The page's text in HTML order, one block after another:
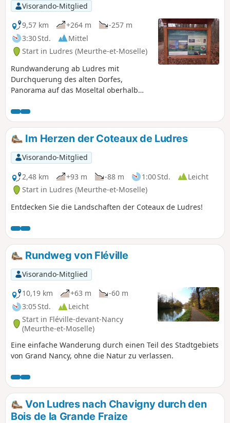
möglich.Aktualisiert im Dezember 2025.
Visorando-Mitglied
9,57 km
+264 m
-257 m
3:30 Std.
Mittel
Start in Ludres (Meurthe-et-Moselle)
Rundwanderung ab Ludres mit
Durchquerung des alten Dorfes,
Panorama auf das Moseltal oberhalb
Cité d'Affrique (Camp Leuque). Ein
ruhiger Abschnitt auf dem Plateau, aber
auch einige steile Passagen. Die Strecke
ist auf Höhenunterschiede ausgelegt
(gut geeignet für Nordic Walking), aber
es gibt Ausweichmöglichkeiten. Die
Strecke wird Ende 2025 geändert, um
zuvor abgegebene Stellungnahmen zu
berücksichtigen.
Im Herzen der Coteaux de Ludres
Visorando-Mitglied
2,48 km
+93 m -88 m 1:00 Std.
Leicht
Start in Ludres (Meurthe-et-Moselle)
Entdecken Sie die Landschaften der Coteaux de Ludres!
Rundweg von Fléville
Visorando-Mitglied
10,19 km
+63 m
-60 m
3:05 Std.
Leicht
Start in Fléville-devant-Nancy
(Meurthe-et-Moselle)
Eine einfache Wanderung durch einen Teil des Stadtgebiets
von Grand Nancy, ohne die Natur zu verlassen.
Von Ludres nach Chavigny durch den
Bois de la Grande Fraize